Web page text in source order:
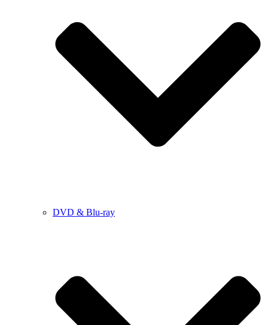
DVD & Blu-ray